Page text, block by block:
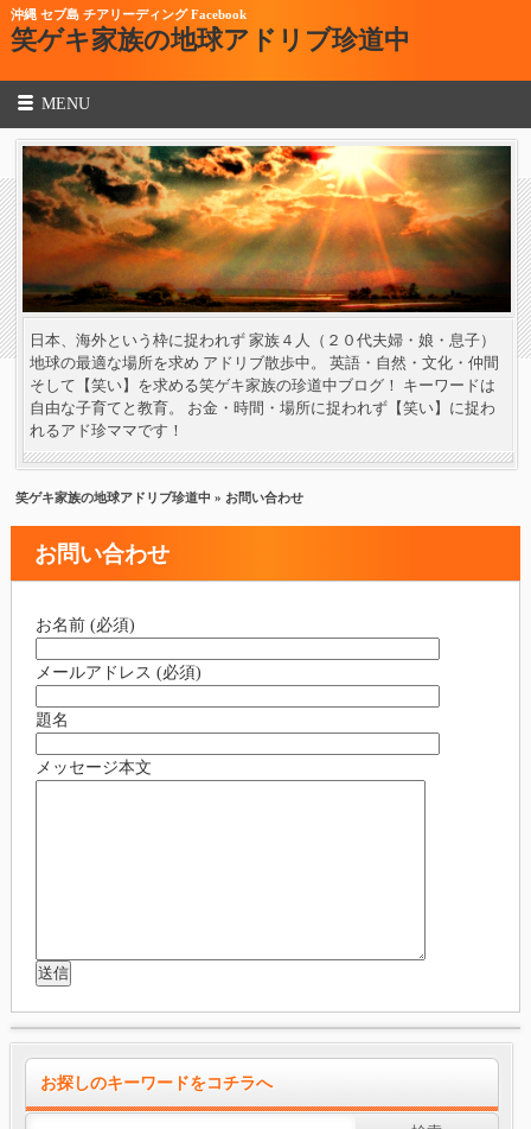
沖縄 セブ島 チアリーディング Facebook
笑ゲキ家族の地球アドリブ珍道中
MENU
日本、海外という枠に捉われず 家族４人（２０代夫婦・娘・息子）
地球の最適な場所を求め アドリブ散歩中。 英語・自然・文化・仲間
そして【笑い】を求める笑ゲキ家族の珍道中ブログ！ キーワードは
自由な子育てと教育。 お金・時間・場所に捉われず【笑い】に捉わ
れるアド珍ママです！
笑ゲキ家族の地球アドリブ珍道中 » お問い合わせ
お問い合わせ
お名前 (必須)
メールアドレス (必須)
題名
メッセージ本文
お探しのキーワードをコチラへ